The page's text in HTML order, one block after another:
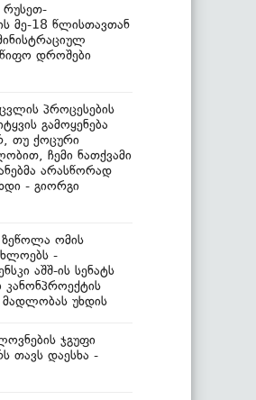
მე-18 წლისთავთან
დროშები
პროცესების
გამოყენება
თუ ქოცური
ჩემი ნათქვამი
არასწორად
- გიორგი
ომის
-
აშშ-ის სენატს
კანონპროექტის
მადლობას უხდის
ჯგუფი
თავს დაესხა -